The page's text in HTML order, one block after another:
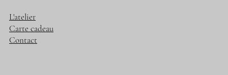
L'atelier
Carte cadeau
Contact